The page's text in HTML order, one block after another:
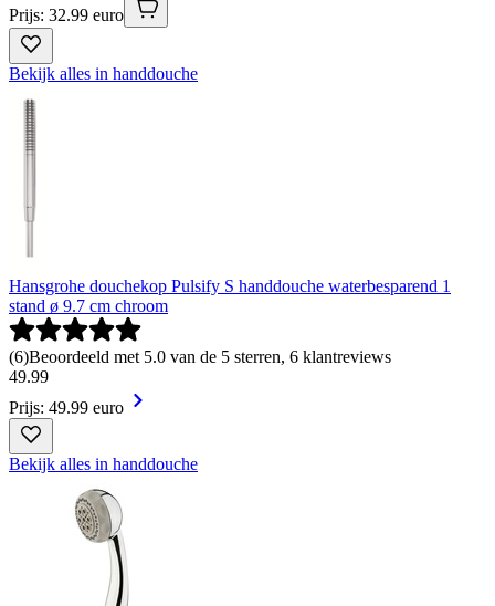
Prijs: 32.99 euro
Bekijk alles in handdouche
Hansgrohe douchekop Pulsify S handdouche waterbesparend 1
stand ø 9.7 cm chroom
(6)Beoordeeld met 5.0 van de 5 sterren, 6 klantreviews
49.99
Prijs: 49.99 euro
Bekijk alles in handdouche